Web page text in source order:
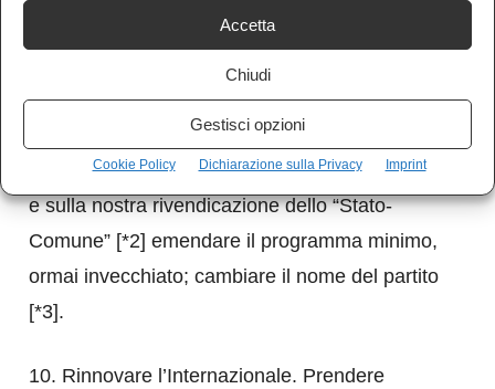
Accetta
Chiudi
Gestisci opzioni
Cookie Policy Dichiarazione sulla Privacy Imprint
9. Compiti del partito: convocare
immediatamente il congresso del partito;
modificare il programma del partito,
principalmente: sull’imperialismo e sulla guerra
imperialistica; sull’atteggiamento verso lo Stato
e sulla nostra rivendicazione dello “Stato-
Comune” [*2] emendare il programma minimo,
ormai invecchiato; cambiare il nome del partito
[*3].
10. Rinnovare l’Internazionale. Prendere